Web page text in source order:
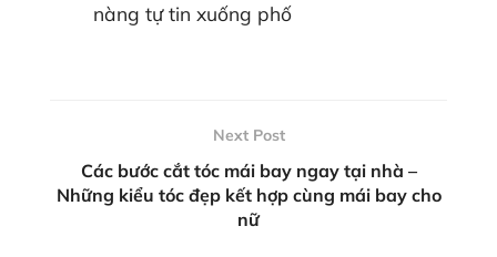
nàng tự tin xuống phố
Next Post
Các bước cắt tóc mái bay ngay tại nhà –
Những kiểu tóc đẹp kết hợp cùng mái bay cho
nữ